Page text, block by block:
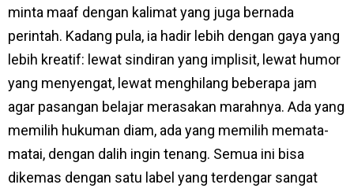
minta maaf dengan kalimat yang juga bernada
perintah. Kadang pula, ia hadir lebih dengan gaya yang
lebih kreatif: lewat sindiran yang implisit, lewat humor
yang menyengat, lewat menghilang beberapa jam
agar pasangan belajar merasakan marahnya. Ada yang
memilih hukuman diam, ada yang memilih memata-
matai, dengan dalih ingin tenang. Semua ini bisa
dikemas dengan satu label yang terdengar sangat